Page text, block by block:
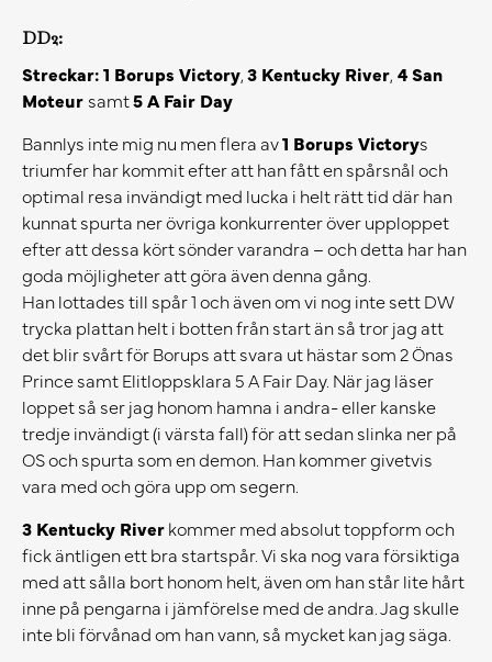
DD2:
Streckar: 1 Borups Victory,3 Kentucky River, 4 San
Moteur samt5 A Fair Day
Bannlys inte mig nu men flera av1 Borups Victorys
triumfer har kommit efter att han fått en spårsnål och
optimal resa invändigt med lucka i helt rätt tid där han
kunnat spurta ner övriga konkurrenter över upploppet
efter att dessa kört sönder varandra – och detta har han
goda möjligheter att göra även denna gång.
Han lottades till spår 1 och även om vi nog inte sett DW
trycka plattan helt i botten från start än så tror jag att
det blir svårt för Borups att svara ut hästar som 2 Önas
Prince samt Elitloppsklara 5 A Fair Day. När jag läser
loppet så ser jag honom hamna i andra- eller kanske
tredje invändigt (i värsta fall) för att sedan slinka ner på
OS och spurta som en demon. Han kommer givetvis
vara med och göra upp om segern.
3 Kentucky Riverkommer med absolut toppform och
fick äntligen ett bra startspår. Vi ska nog vara försiktiga
med att sålla bort honom helt, även om han står lite hårt
inne på pengarna i jämförelse med de andra. Jag skulle
inte bli förvånad om han vann, så mycket kan jag säga.